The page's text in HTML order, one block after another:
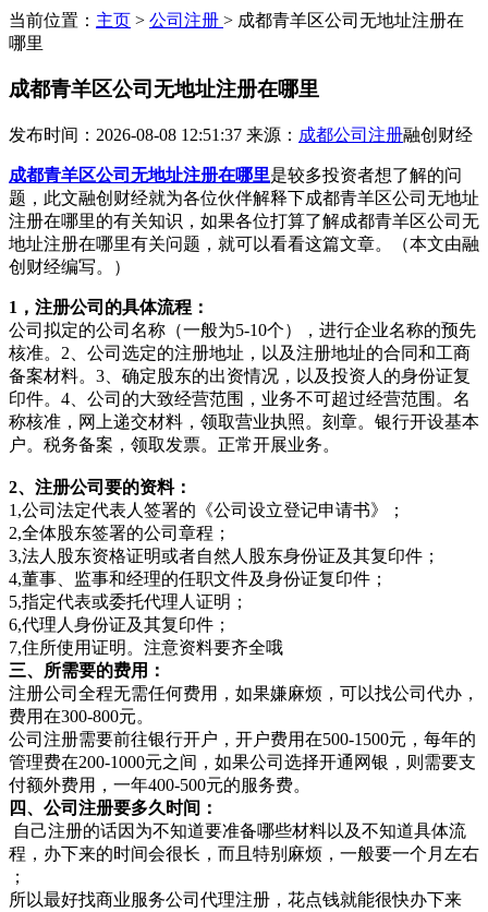
当前位置： 主页 > 公司注册 > 成都青羊区公司无地址注册在
哪里
成都青羊区公司无地址注册在哪里
发布时间：2026-08-08 12:51:37 来源： 成都公司注册融创财经
成都青羊区公司无地址注册在哪里是较多投资者想了解的问
题，此文融创财经就为各位伙伴解释下成都青羊区公司无地址
注册在哪里的有关知识，如果各位打算了解成都青羊区公司无
地址注册在哪里有关问题，就可以看看这篇文章。（本文由融
创财经编写。）
1，注册公司的具体流程：
公司拟定的公司名称（一般为5-10个），进行企业名称的预先
核准。2、公司选定的注册地址，以及注册地址的合同和工商
备案材料。3、确定股东的出资情况，以及投资人的身份证复
印件。4、公司的大致经营范围，业务不可超过经营范围。名
称核准，网上递交材料，领取营业执照。刻章。银行开设基本
户。税务备案，领取发票。正常开展业务。
2、注册公司要的资料：
1,公司法定代表人签署的《公司设立登记申请书》；
2,全体股东签署的公司章程；
3,法人股东资格证明或者自然人股东身份证及其复印件；
4,董事、监事和经理的任职文件及身份证复印件；
5,指定代表或委托代理人证明；
6,代理人身份证及其复印件；
7,住所使用证明。注意资料要齐全哦
三、所需要的费用：
注册公司全程无需任何费用，如果嫌麻烦，可以找公司代办，
费用在300-800元。
公司注册需要前往银行开户，开户费用在500-1500元，每年的
管理费在200-1000元之间，如果公司选择开通网银，则需要支
付额外费用，一年400-500元的服务费。
四、公司注册要多久时间：
自己注册的话因为不知道要准备哪些材料以及不知道具体流
程，办下来的时间会很长，而且特别麻烦，一般要一个月左右
；
所以最好找商业服务公司代理注册，花点钱就能很快办下来